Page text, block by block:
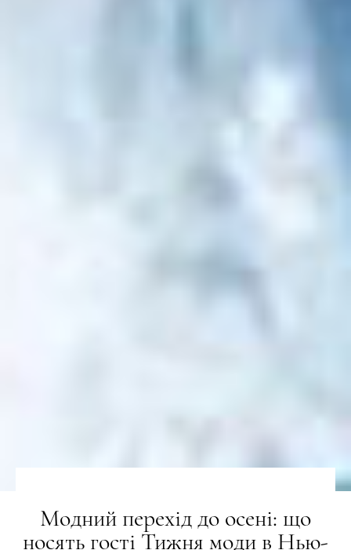
Модний перехід до осені: що
носять гості Тижня моди в Нью-